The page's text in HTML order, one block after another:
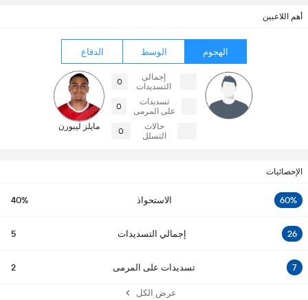
أهم اللاعبين
الهجوم الوسط الدفاع
إجمالي
التسديدات
0
تسديدات
على المرمى
0
حالات
التسلل
0 مايلز ليبورن
الإحصائيات
60% الاستحواذ 40%
26 إجمالي التسديدات 5
7 تسديدات على المرمى 2
عرض الكل